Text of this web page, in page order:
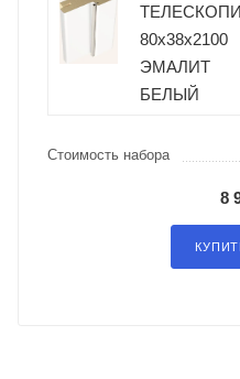
80х38х2100
ЭМАЛИТ
БЕЛЫЙ
Стоимость набора
8